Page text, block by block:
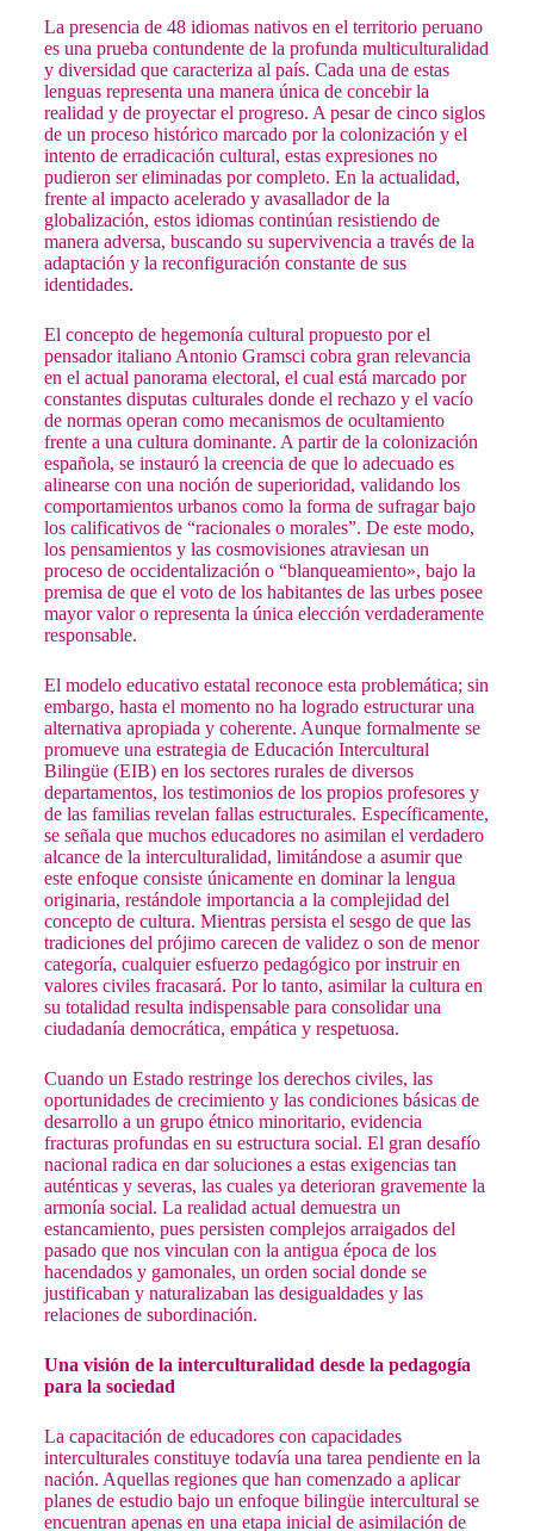
La presencia de 48 idiomas nativos en el territorio peruano
es una prueba contundente de la profunda multiculturalidad
y diversidad que caracteriza al país. Cada una de estas
lenguas representa una manera única de concebir la
realidad y de proyectar el progreso. A pesar de cinco siglos
de un proceso histórico marcado por la colonización y el
intento de erradicación cultural, estas expresiones no
pudieron ser eliminadas por completo. En la actualidad,
frente al impacto acelerado y avasallador de la
globalización, estos idiomas continúan resistiendo de
manera adversa, buscando su supervivencia a través de la
adaptación y la reconfiguración constante de sus
identidades.
El concepto de hegemonía cultural propuesto por el
pensador italiano Antonio Gramsci cobra gran relevancia
en el actual panorama electoral, el cual está marcado por
constantes disputas culturales donde el rechazo y el vacío
de normas operan como mecanismos de ocultamiento
frente a una cultura dominante. A partir de la colonización
española, se instauró la creencia de que lo adecuado es
alinearse con una noción de superioridad, validando los
comportamientos urbanos como la forma de sufragar bajo
los calificativos de “racionales o morales”. De este modo,
los pensamientos y las cosmovisiones atraviesan un
proceso de occidentalización o “blanqueamiento», bajo la
premisa de que el voto de los habitantes de las urbes posee
mayor valor o representa la única elección verdaderamente
responsable.
El modelo educativo estatal reconoce esta problemática; sin
embargo, hasta el momento no ha logrado estructurar una
alternativa apropiada y coherente. Aunque formalmente se
promueve una estrategia de Educación Intercultural
Bilingüe (EIB) en los sectores rurales de diversos
departamentos, los testimonios de los propios profesores y
de las familias revelan fallas estructurales. Específicamente,
se señala que muchos educadores no asimilan el verdadero
alcance de la interculturalidad, limitándose a asumir que
este enfoque consiste únicamente en dominar la lengua
originaria, restándole importancia a la complejidad del
concepto de cultura. Mientras persista el sesgo de que las
tradiciones del prójimo carecen de validez o son de menor
categoría, cualquier esfuerzo pedagógico por instruir en
valores civiles fracasará. Por lo tanto, asimilar la cultura en
su totalidad resulta indispensable para consolidar una
ciudadanía democrática, empática y respetuosa.
Cuando un Estado restringe los derechos civiles, las
oportunidades de crecimiento y las condiciones básicas de
desarrollo a un grupo étnico minoritario, evidencia
fracturas profundas en su estructura social. El gran desafío
nacional radica en dar soluciones a estas exigencias tan
auténticas y severas, las cuales ya deterioran gravemente la
armonía social. La realidad actual demuestra un
estancamiento, pues persisten complejos arraigados del
pasado que nos vinculan con la antigua época de los
hacendados y gamonales, un orden social donde se
justificaban y naturalizaban las desigualdades y las
relaciones de subordinación.
Una visión de la interculturalidad desde la pedagogía
para la sociedad
La capacitación de educadores con capacidades
interculturales constituye todavía una tarea pendiente en la
nación. Aquellas regiones que han comenzado a aplicar
planes de estudio bajo un enfoque bilingüe intercultural se
encuentran apenas en una etapa inicial de asimilación de